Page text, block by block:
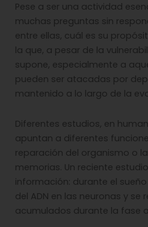
Pese a ser una actividad
muchas preguntas sin
entre ellas, cuál es su
la que, a pesar de la
supone, especialmente a
pueden ser atacadas por
mantenido a lo largo de la
Diferentes estudios, en
apuntan a diferentes
reparación del organismo o
memorias. Un reciente
información: durante el
del ADN en las neuronas y se
acumulados durante la fase